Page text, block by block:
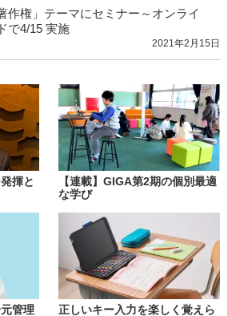
作権」テーマにセミナー～オンライ
で4/15 実施
2021年2月15日
揮と
【連載】GIGA第2期の個別最適
な学び
管理
正しいキー入力を楽しく覚えら